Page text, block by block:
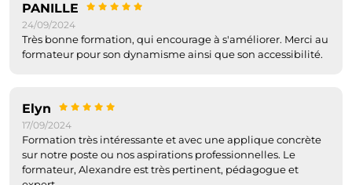
PANILLE
24/09/2024
Très bonne formation, qui encourage à s'améliorer. Merci au
formateur pour son dynamisme ainsi que son accessibilité.
Elyn
17/09/2024
Formation très intéressante et avec une applique concrète
sur notre poste ou nos aspirations professionnelles. Le
formateur, Alexandre est très pertinent, pédagogue et